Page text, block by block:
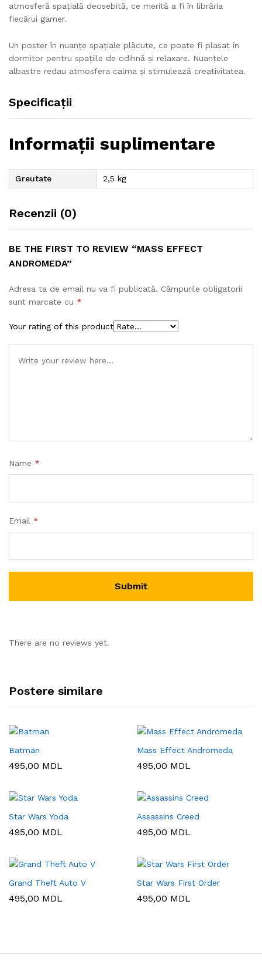
atmosferă spațială deosebită, ce merită a fi în librăria
fiecărui gamer.
Un poster în nuanțe spațiale plăcute, ce poate fi plasat în
dormitor pentru spațiile de odihnă și relaxare. Nuanțele
albastre redau atmosfera calma și stimulează creativitatea.
Specificații
Informații suplimentare
Greutate 2,5 kg
Recenzii (0)
BE THE FIRST TO REVIEW “MASS EFFECT
ANDROMEDA”
Adresa ta de email nu va fi publicată. Câmpurile obligatorii
sunt marcate cu *
Your rating of this product
Name *
Email *
There are no reviews yet.
Postere similare
Batman
495,00 MDL
Mass Effect Andromeda
495,00 MDL
Star Wars Yoda
495,00 MDL
Assassins Creed
495,00 MDL
Grand Theft Auto V
495,00 MDL
Star Wars First Order
495,00 MDL